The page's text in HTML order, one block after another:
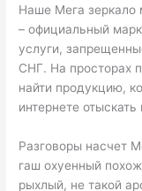
Наше Мега зеркало
– официальный
услуги,
СНГ. На просторах
найти продукцию,
интернете
Разговоры насчет
гаш охуенный
рыхлый, не такой